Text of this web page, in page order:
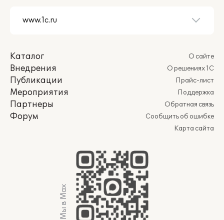
Каталог
Внедрения
Публикации
Мероприятия
Партнеры
Форум
О сайте
О решениях 1С
Прайс-лист
Поддержка
Обратная связь
Сообщить об ошибке
Карта сайта
Мы в Max